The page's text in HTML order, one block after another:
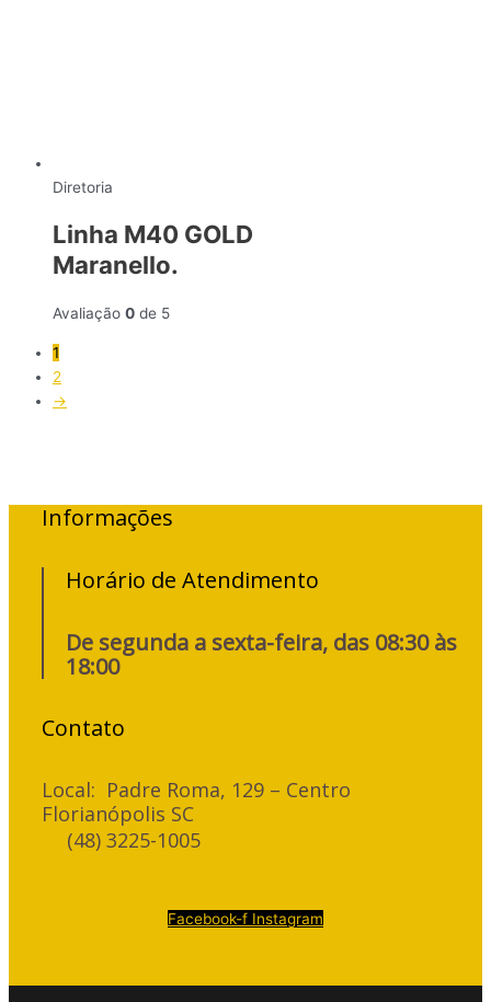
Diretoria
Linha M40 GOLD
Maranello.
Avaliação 0 de 5
1
2
→
Informações
Horário de Atendimento
De segunda a sexta-feira, das 08:30 às
18:00
Contato
Local: Padre Roma, 129 – Centro
Florianópolis SC
(48) 3225-1005
Facebook-f Instagram